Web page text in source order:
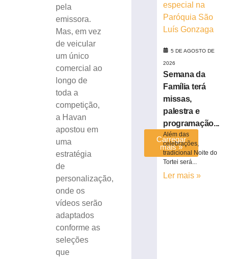
pela
emissora.
Mas, em vez
de veicular
um único
comercial ao
longo de
toda a
competição,
a Havan
apostou em
uma
estratégia
de
personalização,
onde os
vídeos serão
adaptados
conforme as
seleções
que
Carregar
mais »
5 DE AGOSTO DE
2026
Semana da
Família terá
missas,
palestra e
programação...
Além das
celebrações,
tradicional Noite do
Tortei será...
Ler mais »